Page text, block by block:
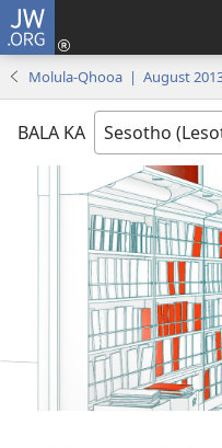
JW.ORG
Molula-Qhooa | August
BALA KA